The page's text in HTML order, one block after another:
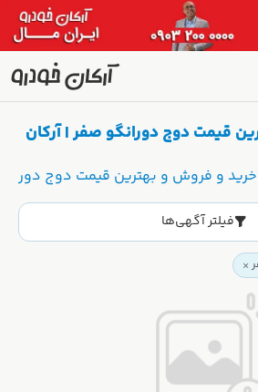
قیمت دوج دورانگو صفر | آرکان
خرید و فروش و بهترین قیمت دوج
فیلتر آگهی‌ها